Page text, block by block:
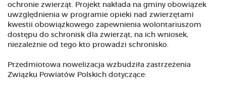
ochronie zwierząt. Projekt nakłada na gminy obowiązek
uwzględnienia w programie opieki nad zwierzętami
kwestii obowiązkowego zapewnienia wolontariuszom
dostępu do schronisk dla zwierząt, na ich wniosek,
niezależnie od tego kto prowadzi schronisko.
Przedmiotowa nowelizacja wzbudziła zastrzeżenia
Związku Powiatów Polskich dotyczące: